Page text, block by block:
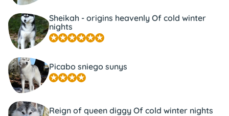
Sheikah - origins heavenly Of cold winter
nights
Picabo sniego sunys
Reign of queen diggy Of cold winter nights